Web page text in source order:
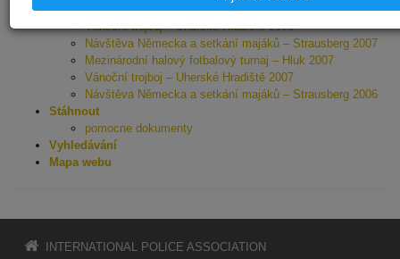
Mezinárodní halový fotbalový turnaj – Hluk 2008
Vánoční trojboj – Uherské Hradiště 2008
Návštěva Německa a setkání majáků – Strausberg 2007
Mezinárodní halový fotbalový turnaj – Hluk 2007
Vánoční trojboj – Uherské Hradiště 2007
Návštěva Německa a setkání majáků – Strausberg 2006
Stáhnout
pomocne dokumenty
Vyhledávání
Mapa webu
INTERNATIONAL POLICE ASSOCIATION